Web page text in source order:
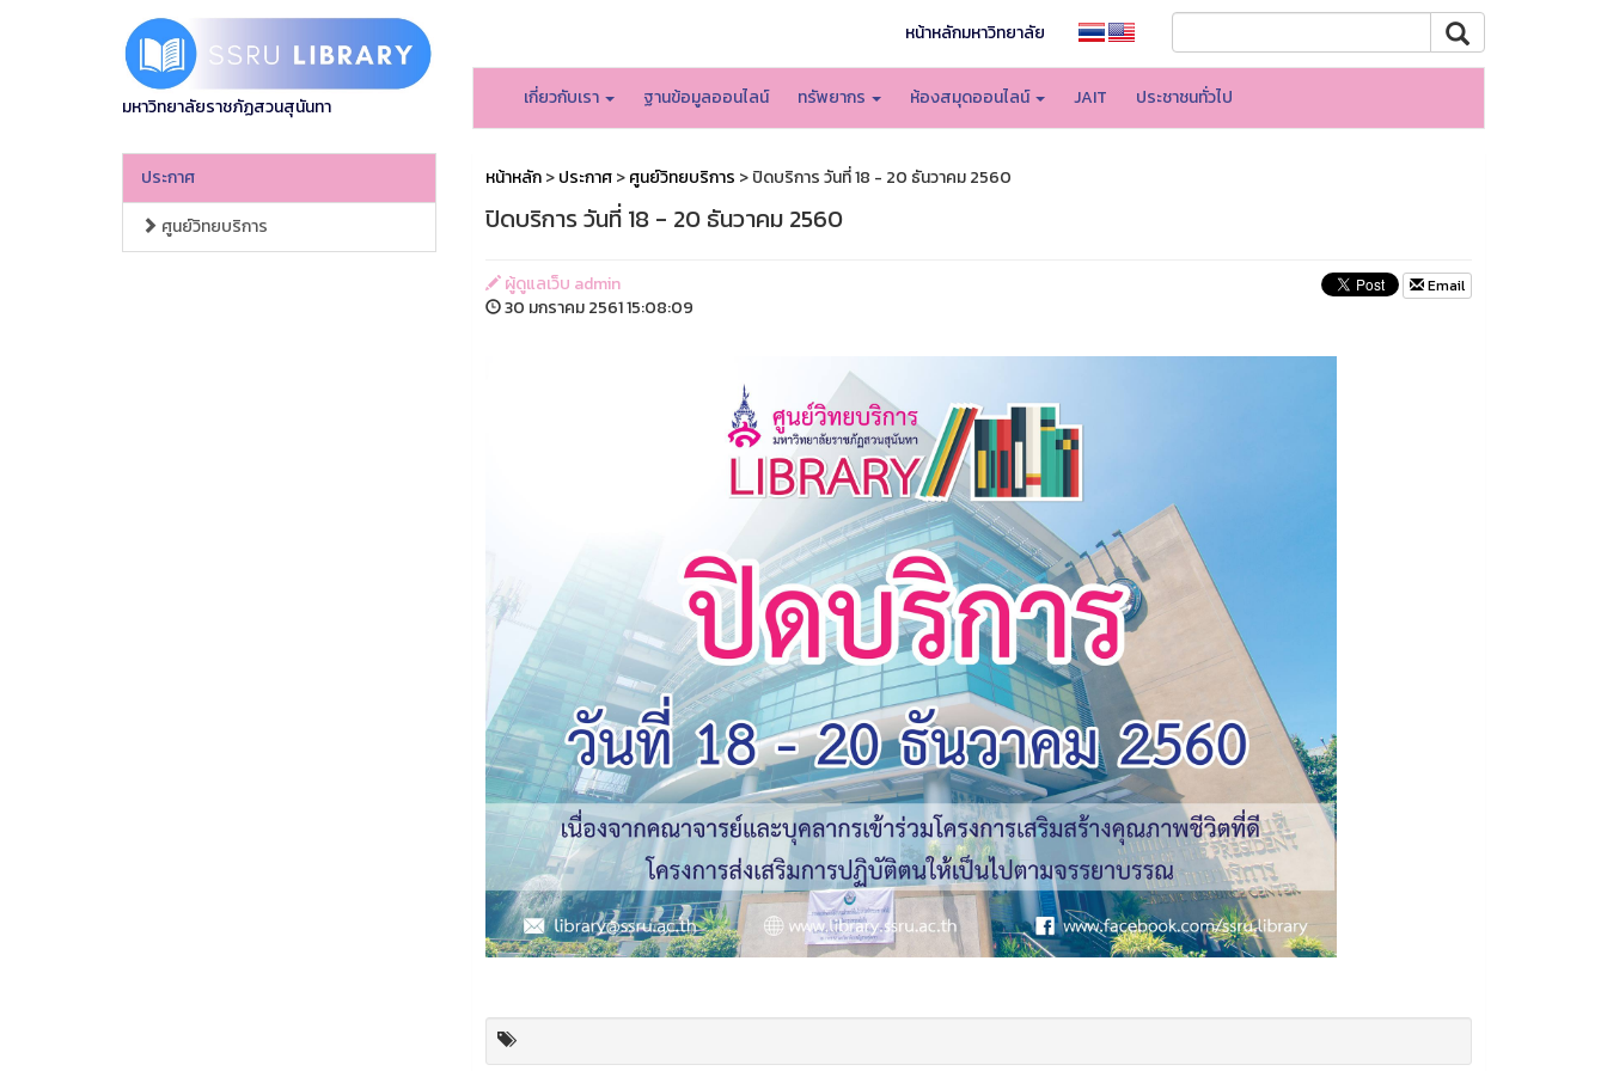
มหาวิทยาลัยราชภัฏสวนสุนันทา
หน้าหลักมหาวิทยาลัย
เกี่ยวกับเรา ฐานข้อมูลออนไลน์ ทรัพยากร ห้องสมุดออนไลน์ JAIT ประชาชนทั่วไป
ประกาศ
ศูนย์วิทยบริการ
หน้าหลัก>ประกาศ>ศูนย์วิทยบริการ > ปิดบริการ วันที่ 18 - 20 ธันวาคม 2560
ปิดบริการ วันที่ 18 - 20 ธันวาคม 2560
ผู้ดูแลเว็บ admin
30 มกราคม 2561 15:08:09
Email